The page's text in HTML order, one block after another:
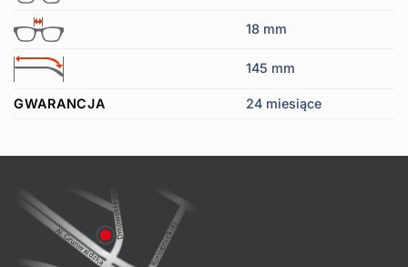
18 mm
145 mm
GWARANCJA 24 miesiące